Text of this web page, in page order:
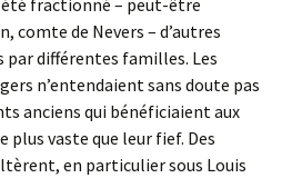
comte de Nevers – d’autres
différentes familles. Les
n’entendaient sans doute pas
anciens qui bénéficiaient aux
vaste que leur fief. Des
en particulier sous Louis